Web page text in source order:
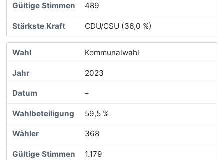
489
CDU/CSU (36,0 %)
Kommunalwahl
2023
–
59,5 %
368
1.179